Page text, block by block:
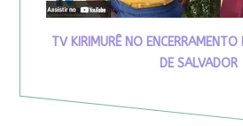
TV KIRIMURÊ NO
DE SALVADOR